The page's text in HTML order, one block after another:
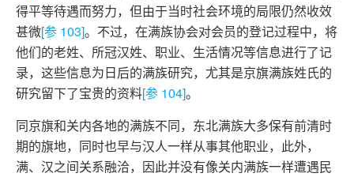
得平等待遇而努力，但由于当时社会环境的局限仍然收效
甚微[参 103]。不过，在满族协会对会员的登记过程中，将
他们的老姓、所冠汉姓、职业、生活情况等信息进行了记
录，这些信息为日后的满族研究，尤其是京旗满族姓氏的
研究留下了宝贵的资料[参 104]。
同京旗和关内各地的满族不同，东北满族大多保有前清时
期的旗地，同时也早与汉人一样从事其他职业，此外，
满、汉之间关系融洽，因此并没有像关内满族一样遭遇民